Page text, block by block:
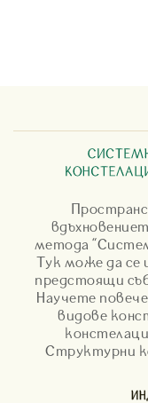
метода
Тук може да
предстоящи
Научете
видове
Структурни